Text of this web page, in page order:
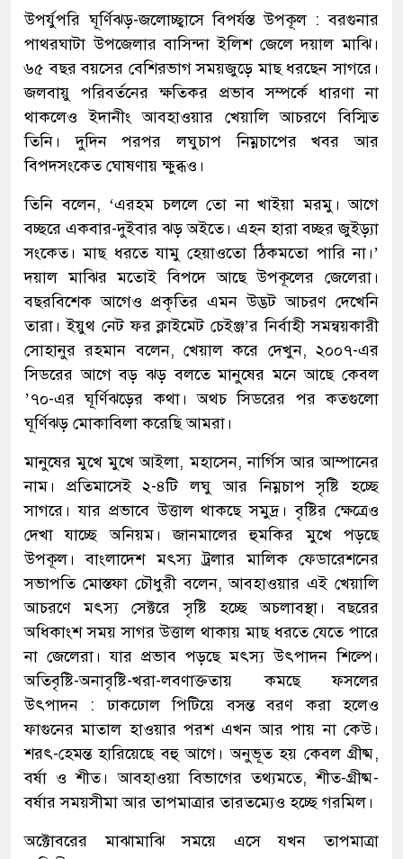
উপর্যুপরি ঘূর্ণিঝড়-জলোচ্ছ্বাসে বিপর্যস্ত উপকূল : বরগুনার
পাথরঘাটা উপজেলার বাসিন্দা ইলিশ জেলে দয়াল মাঝি।
৬৫ বছর বয়সের বেশিরভাগ সময়জুড়ে মাছ ধরছেন সাগরে।
জলবায়ু পরিবর্তনের ক্ষতিকর প্রভাব সম্পর্কে ধারণা না
থাকলেও ইদানীং আবহাওয়ার খেয়ালি আচরণে বিস্মিত
তিনি। দুদিন পরপর লঘুচাপ নিম্নচাপের খবর আর
বিপদসংকেত ঘোষণায় ক্ষুব্ধও।
তিনি বলেন, ‘এরহম চললে তো না খাইয়া মরমু। আগে
বচ্ছরে একবার-দুইবার ঝড় অইতে। এহন হারা বচ্ছর জুইড়্যা
সংকেত। মাছ ধরতে যামু হেয়াওতো ঠিকমতো পারি না।’
দয়াল মাঝির মতোই বিপদে আছে উপকূলের জেলেরা।
বছরবিশেক আগেও প্রকৃতির এমন উদ্ভট আচরণ দেখেনি
তারা। ইয়ুথ নেট ফর ক্লাইমেট চেইঞ্জ’র নির্বাহী সমন্বয়কারী
সোহানুর রহমান বলেন, খেয়াল করে দেখুন, ২০০৭-এর
সিডরের আগে বড় ঝড় বলতে মানুষের মনে আছে কেবল
’৭০-এর ঘূর্ণিঝড়ের কথা। অথচ সিডরের পর কতগুলো
ঘূর্ণিঝড় মোকাবিলা করেছি আমরা।
মানুষের মুখে মুখে আইলা, মহাসেন, নার্গিস আর আম্পানের
নাম। প্রতিমাসেই ২-৪টি লঘু আর নিম্নচাপ সৃষ্টি হচ্ছে
সাগরে। যার প্রভাবে উত্তাল থাকছে সমুদ্র। বৃষ্টির ক্ষেত্রেও
দেখা যাচ্ছে অনিয়ম। জানমালের হুমকির মুখে পড়ছে
উপকূল। বাংলাদেশ মৎস্য ট্রলার মালিক ফেডারেশনের
সভাপতি মোস্তফা চৌধুরী বলেন, আবহাওয়ার এই খেয়ালি
আচরণে মৎস্য সেক্টরে সৃষ্টি হচ্ছে অচলাবস্থা। বছরের
অধিকাংশ সময় সাগর উত্তাল থাকায় মাছ ধরতে যেতে পারে
না জেলেরা। যার প্রভাব পড়ছে মৎস্য উৎপাদন শিল্পে।
অতিবৃষ্টি-অনাবৃষ্টি-খরা-লবণাক্ততায় কমছে ফসলের
উৎপাদন : ঢাকঢোল পিটিয়ে বসন্ত বরণ করা হলেও
ফাগুনের মাতাল হাওয়ার পরশ এখন আর পায় না কেউ।
শরৎ-হেমন্ত হারিয়েছে বহু আগে। অনুভূত হয় কেবল গ্রীষ্ম,
বর্ষা ও শীত। আবহাওয়া বিভাগের তথ্যমতে, শীত-গ্রীষ্ম-
বর্ষার সময়সীমা আর তাপমাত্রার তারতম্যেও হচ্ছে গরমিল।
অক্টোবরের মাঝামাঝি সময়ে এসে যখন তাপমাত্রা